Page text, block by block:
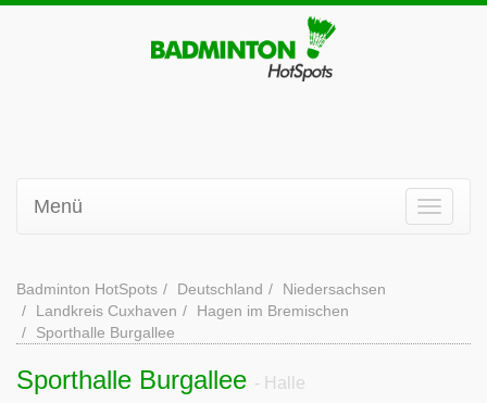
Menü
Badminton HotSpots Deutschland
Niedersachsen
Landkreis Cuxhaven
Hagen im Bremischen
Sporthalle Burgallee
Sporthalle Burgallee - Halle